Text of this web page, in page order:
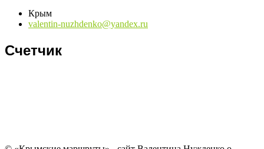
Крым
valentin-nuzhdenko@yandex.ru
Счетчик